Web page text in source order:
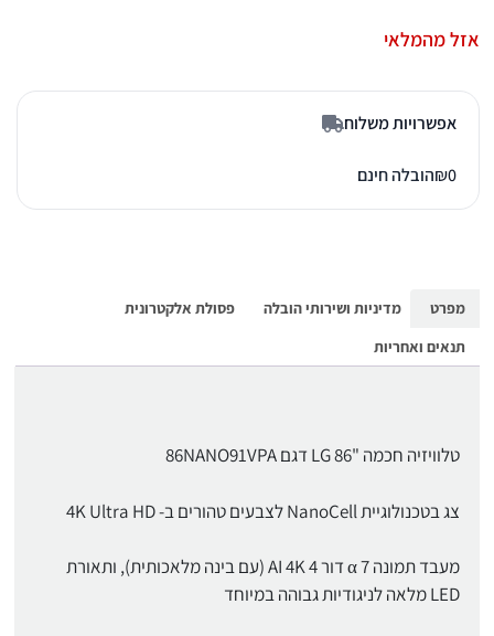
אזל מהמלאי
אפשרויות משלוח
₪0 הובלה חינם
מפרט מדיניות ושירותי הובלה
פסולת אלקטרונית
תנאים ואחריות
טלוויזיה חכמה "86 LG דגם 86NANO91VPA​
צג בטכנולוגיית NanoCell לצבעים טהורים ב- 4K Ultra HD
מעבד תמונה 7 α דור 4 AI 4K (עם בינה מלאכותית), ותאורת
LED מלאה לניגודיות גבוהה במיוחד